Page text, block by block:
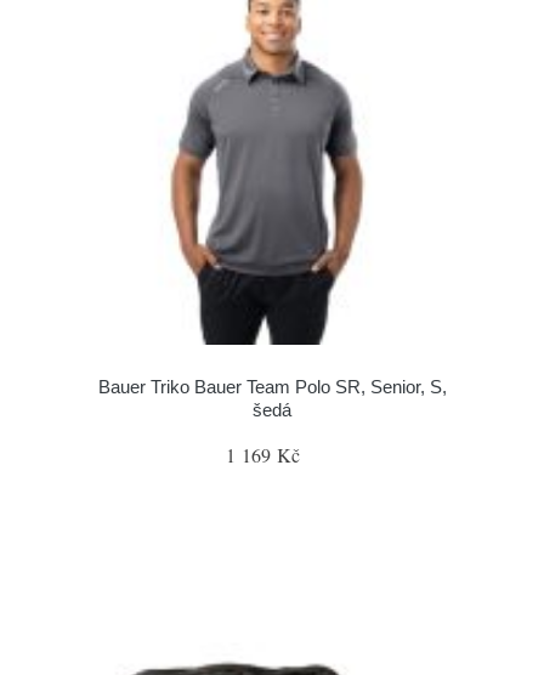
Bauer Triko Bauer Team Polo SR, Senior, S,
šedá
1 169 Kč